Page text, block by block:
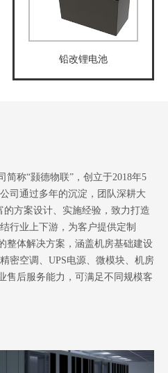
铅改锂电池
称“颢德物联”，创立于2018年5
司通过多年的沉淀，团队深耕大
方案设计、实施经验，致力打造
行业上下游，为客户提供定制
整体解决方案，涵盖机房基础建设
密空调、UPS电源、微模块、机房
售后服务能力，可满足不同规模客